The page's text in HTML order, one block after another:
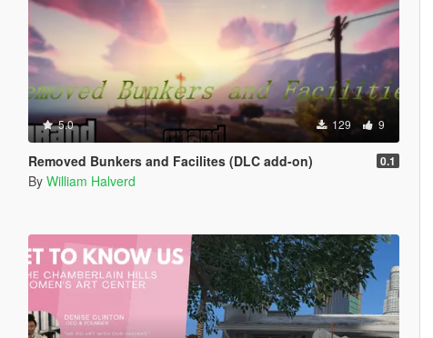
5.0 129 9
Removed Bunkers and Facilites (DLC add-on) 0.1
By William Halverd